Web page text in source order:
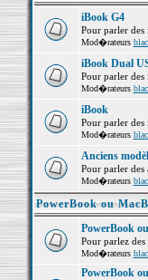
iBook G4
Pour parler
Mod�rateurs
iBook Dual
Pour parler
Mod�rateurs
iBook
Pour parler
Mod�rateurs
Anciens
Pour parler des
Mod�rateurs
PowerBook ou
PowerBook
Pour parlez
Mod�rateurs
PowerBook